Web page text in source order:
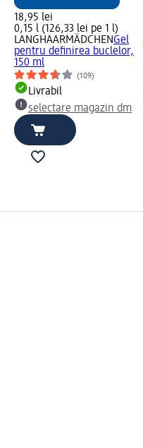
18,95 lei
0,15 l (126,33 lei pe 1 l)
LANGHAARMÄDCHENGel
pentru definirea buclelor,
150 ml
(109)
Livrabil
selectare magazin dm